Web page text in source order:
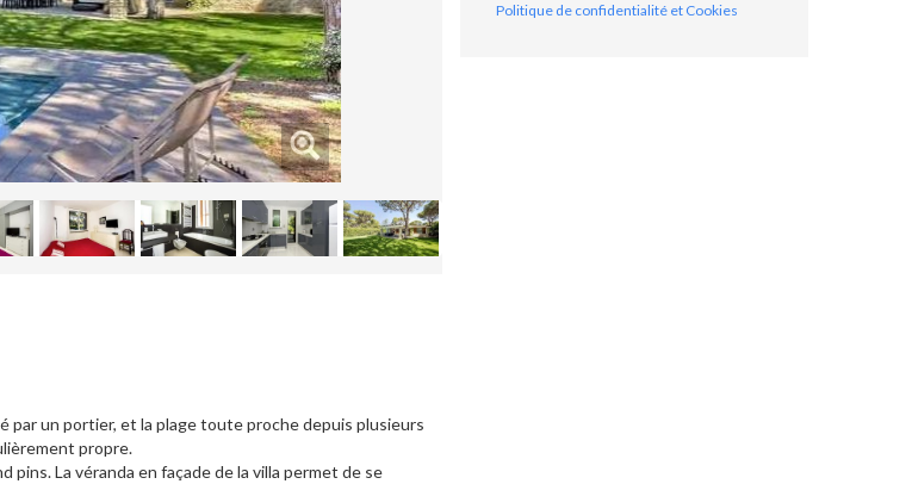
par un portier, et la plage toute proche depuis plusieurs
propre.
La véranda en façade de la villa permet de se
Politique de confidentialité et Cookies